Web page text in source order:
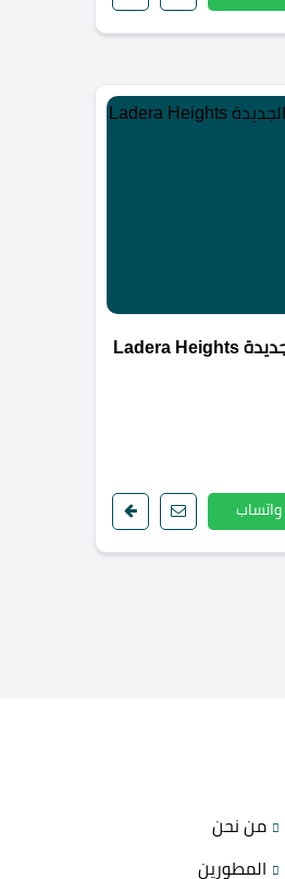
كمبوند لاديرا هايتس زايد الجديدة Ladera Heights
واتساب
من نحن
المطورين